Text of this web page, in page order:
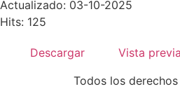
Actualizado: 03-10-2025
Hits: 125
Descargar
Vista previa
Todos los